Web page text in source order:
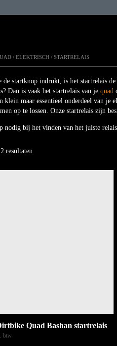
/ ELEKTRISCH / STARTRELAIS
de startknop indrukt, is het startrelais
Dan is vaak het startrelais van je quad
klein maar essentieel onderdeel van
op te lossen. Onze startrelais zijn
nodig bij het vinden van het juiste
resultaten
Quad Bashan startrelais
btw